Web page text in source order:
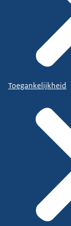
Toegankelijkheid